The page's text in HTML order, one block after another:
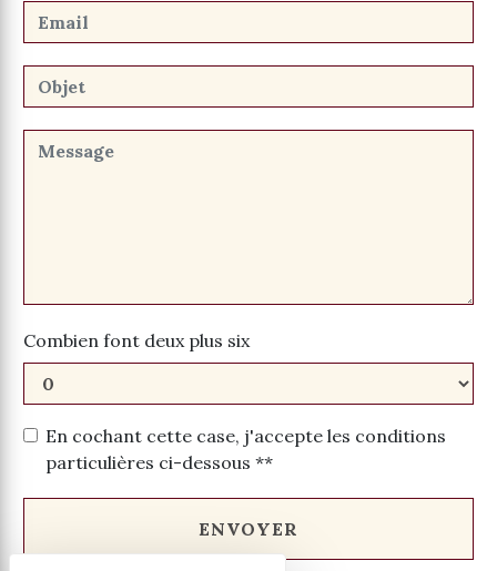
Combien font deux plus six
En cochant cette case, j'accepte les conditions
particulières ci-dessous **
ENVOYER